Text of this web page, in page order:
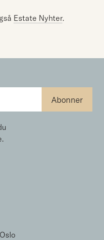
Estate Nyhter.